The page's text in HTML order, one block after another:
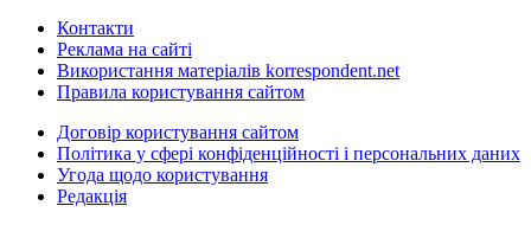
Контакти
Реклама на сайті
Використання матеріалів korrespondent.net
Правила користування сайтом
Договір користування сайтом
Політика у сфері конфіденційності і персональних даних
Угода щодо користування
Редакція